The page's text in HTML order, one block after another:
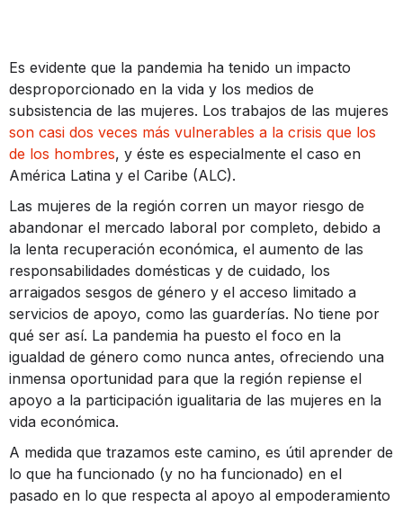
Es evidente que la pandemia ha tenido un impacto
desproporcionado en la vida y los medios de
subsistencia de las mujeres. Los trabajos de las mujeres
son casi dos veces más vulnerables a la crisis que los
de los hombres, y éste es especialmente el caso en
América Latina y el Caribe (ALC).
Las mujeres de la región corren un mayor riesgo de
abandonar el mercado laboral por completo, debido a
la lenta recuperación económica, el aumento de las
responsabilidades domésticas y de cuidado, los
arraigados sesgos de género y el acceso limitado a
servicios de apoyo, como las guarderías. No tiene por
qué ser así. La pandemia ha puesto el foco en la
igualdad de género como nunca antes, ofreciendo una
inmensa oportunidad para que la región repiense el
apoyo a la participación igualitaria de las mujeres en la
vida económica.
A medida que trazamos este camino, es útil aprender de
lo que ha funcionado (y no ha funcionado) en el
pasado en lo que respecta al apoyo al empoderamiento